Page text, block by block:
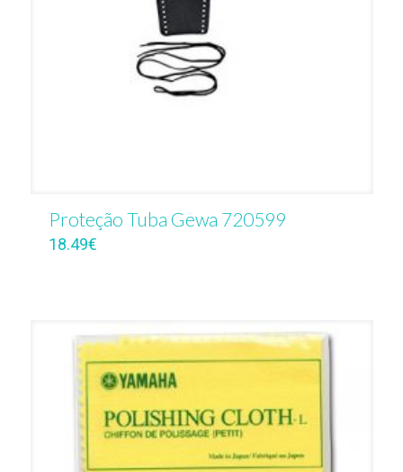
Proteção Tuba Gewa 720599
18.49€